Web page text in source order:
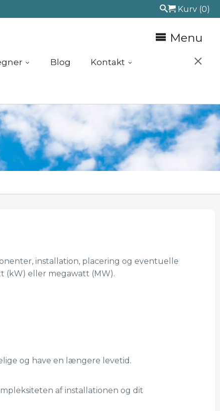
Kurv (0)
Menu
Blog Kontakt
installation, placering og eventuelle
eller megawatt (MW).
og have en længere levetid.
af installationen og dit